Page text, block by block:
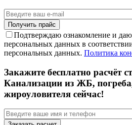
Подтверждаю ознакомление и даю
персональных данных в
персональных данных. Политика
Закажите бесплатно расчёт
Канализации из ЖБ,
жироуловителя сейчас!